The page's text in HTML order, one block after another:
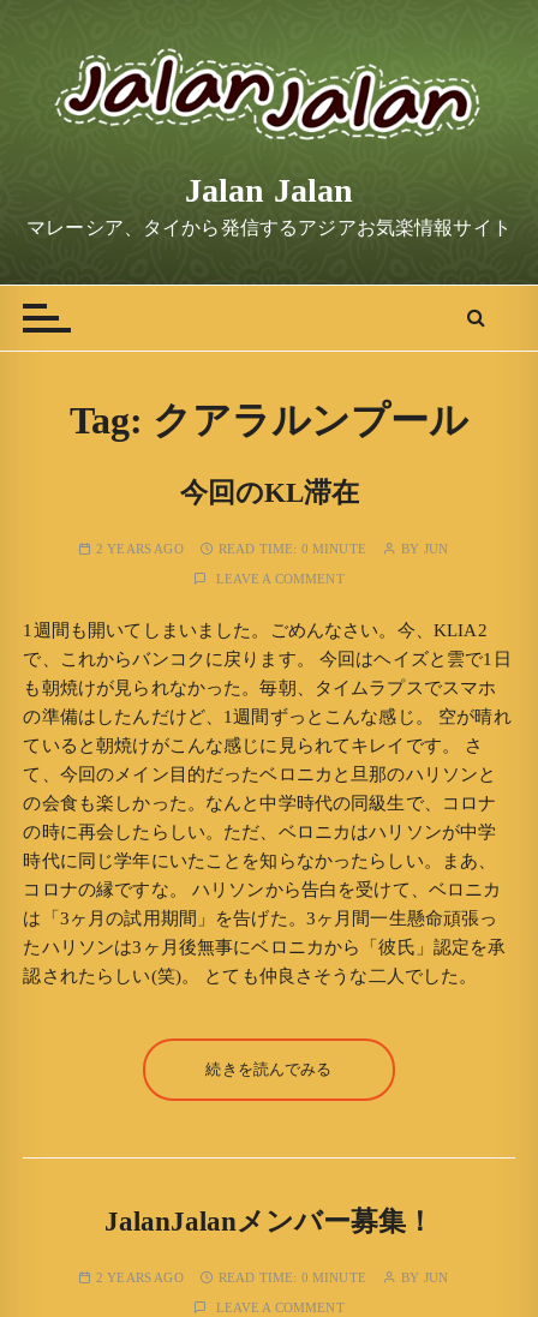
t
Jalan Jalan
マレーシア、タイから発信するアジアお気楽情報サイト
Tag: クアラルンプール
今回のKL滞在
2 YEARS AGO READ TIME: 0 MINUTE BY JUN
LEAVE A COMMENT
1週間も開いてしまいました。ごめんなさい。今、KLIA2
で、これからバンコクに戻ります。 今回はヘイズと雲で1日
も朝焼けが見られなかった。毎朝、タイムラプスでスマホ
の準備はしたんだけど、1週間ずっとこんな感じ。 空が晴れ
ていると朝焼けがこんな感じに見られてキレイです。 さ
て、今回のメイン目的だったベロニカと旦那のハリソンと
の会食も楽しかった。なんと中学時代の同級生で、コロナ
の時に再会したらしい。ただ、ベロニカはハリソンが中学
時代に同じ学年にいたことを知らなかったらしい。まあ、
コロナの縁ですな。 ハリソンから告白を受けて、ベロニカ
は「3ヶ月の試用期間」を告げた。3ヶ月間一生懸命頑張っ
たハリソンは3ヶ月後無事にベロニカから「彼氏」認定を承
認されたらしい(笑)。 とても仲良さそうな二人でした。
続きを読んでみる
JalanJalanメンバー募集！
2 YEARS AGO READ TIME: 0 MINUTE BY JUN
LEAVE A COMMENT